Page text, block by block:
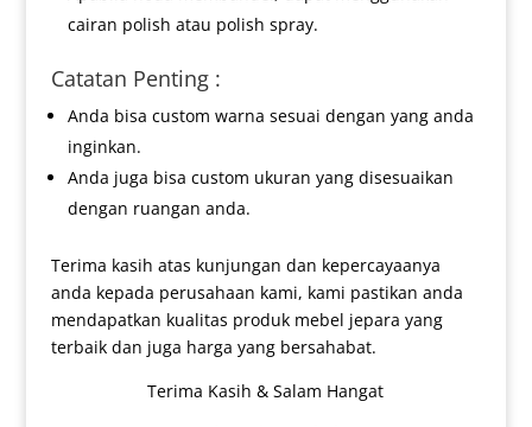
cairan polish atau polish spray.
Catatan Penting :
Anda bisa custom warna sesuai dengan yang anda
inginkan.
Anda juga bisa custom ukuran yang disesuaikan
dengan ruangan anda.
Terima kasih atas kunjungan dan kepercayaanya
anda kepada perusahaan kami, kami pastikan anda
mendapatkan kualitas produk mebel jepara yang
terbaik dan juga harga yang bersahabat.
Terima Kasih & Salam Hangat